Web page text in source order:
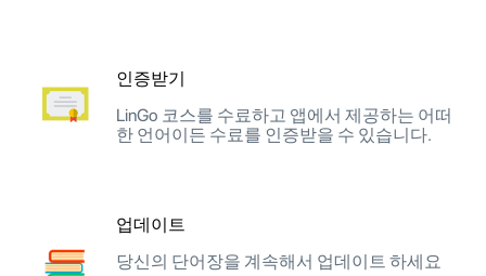
인증받기
LinGo 코스를 수료하고 앱에서 제공하는 어떠
한 언어이든 수료를 인증받을 수 있습니다.
업데이트
당신의 단어장을 계속해서 업데이트 하세요